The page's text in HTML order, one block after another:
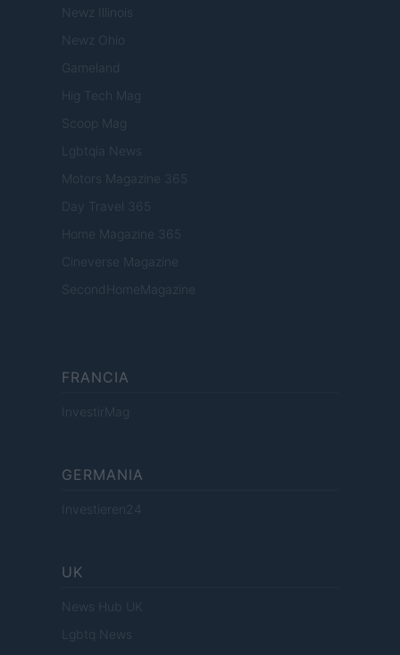
Newz Illinois
Newz Ohio
Gameland
Hig Tech Mag
Scoop Mag
Lgbtqia News
Motors Magazine 365
Day Travel 365
Home Magazine 365
Cineverse Magazine
SecondHomeMagazine
FRANCIA
InvestirMag
GERMANIA
Investieren24
UK
News Hub UK
Lgbtq News